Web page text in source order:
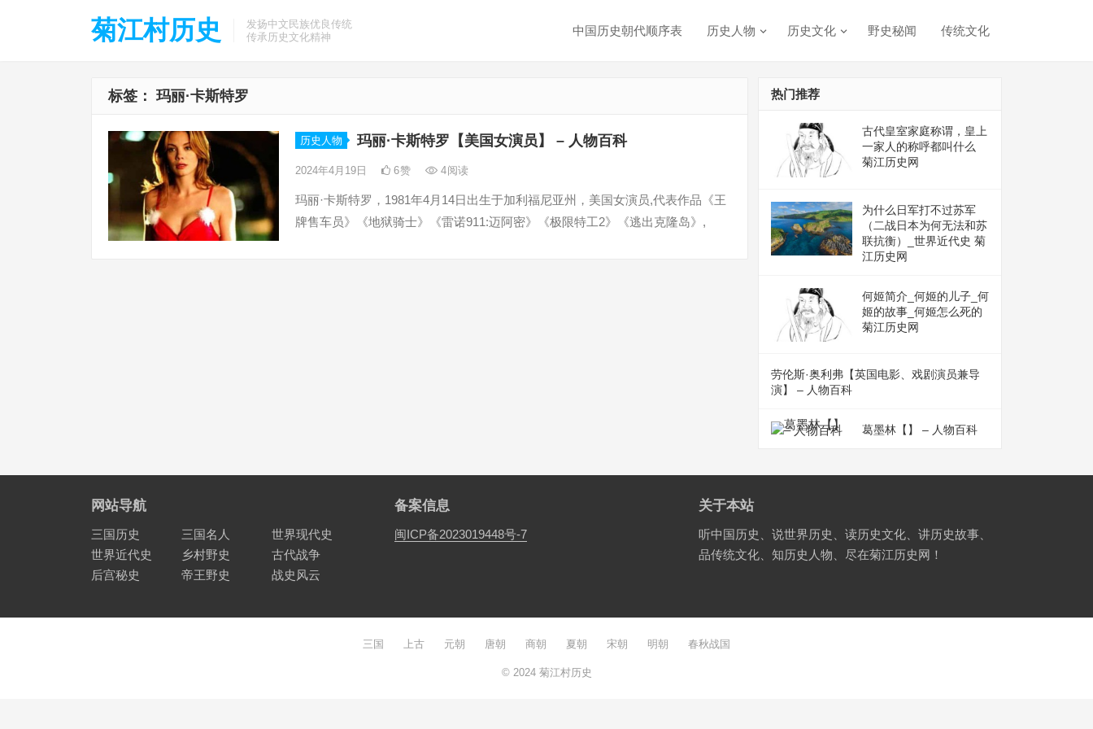
菊江村历史
发扬中文民族优良传统
传承历史文化精神
中国历史朝代顺序表 历史人物 历史文化 野史秘闻 传统文化
标签： 玛丽·卡斯特罗
历史人物 玛丽·卡斯特罗【美国女演员】 – 人物百科
2024年4月19日 6赞 4阅读
玛丽·卡斯特罗，1981年4月14日出生于加利福尼亚州，美国女演员,代表作品《王
牌售车员》《地狱骑士》《雷诺911:迈阿密》《极限特工2》《逃出克隆岛》,
热门推荐
古代皇室家庭称谓，皇上
一家人的称呼都叫什么
菊江历史网
为什么日军打不过苏军
（二战日本为何无法和苏
联抗衡）_世界近代史 菊
江历史网
何姬简介_何姬的儿子_何
姬的故事_何姬怎么死的
菊江历史网
劳伦斯·奥利弗【英国电影、戏剧演员兼导
演】 – 人物百科
葛墨林【】 – 人物百科
网站导航
三国历史 三国名人
世界现代史
世界近代史
乡村野史
古代战争
后宫秘史
帝王野史 战史风云
备案信息
闽ICP备2023019448号-7
关于本站
听中国历史、说世界历史、读历史文化、讲历史故事、
品传统文化、知历史人物、尽在菊江历史网！
三国 上古 元朝 唐朝 商朝 夏朝 宋朝 明朝 春秋战国
© 2024 菊江村历史